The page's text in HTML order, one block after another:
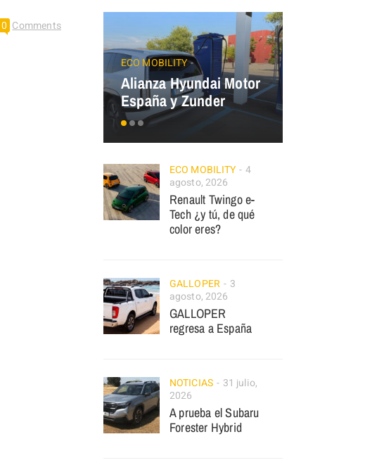
0 Comments
ECO MOBILITY
Alianza Hyundai Motor
España y Zunder
ECO MOBILITY
4
agosto, 2026
Renault Twingo e-
Tech ¿y tú, de qué
color eres?
GALLOPER
3
agosto, 2026
GALLOPER
regresa a España
NOTICIAS
31 julio,
2026
A prueba el Subaru
Forester Hybrid